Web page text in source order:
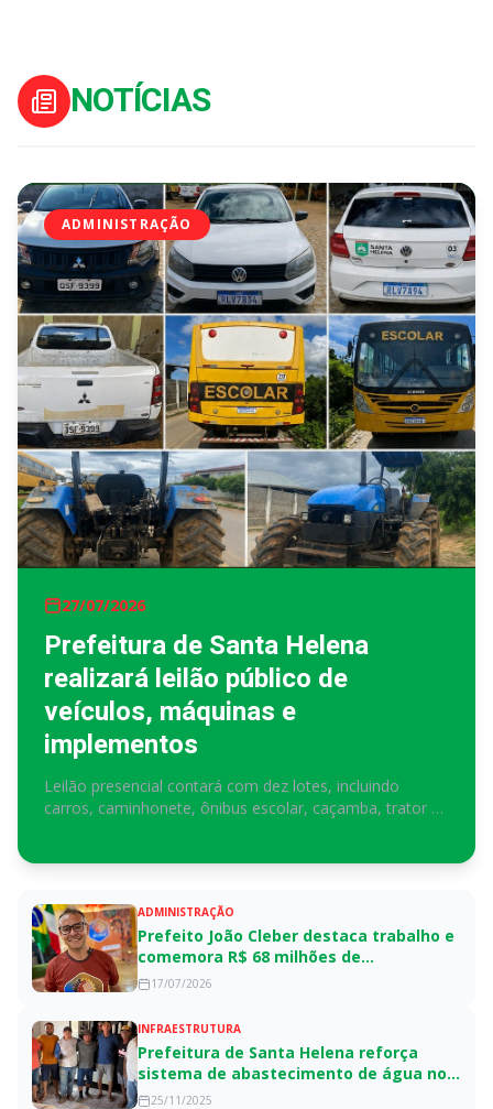
NOTÍCIAS
ADMINISTRAÇÃO
27/07/2026
Prefeitura de Santa Helena
realizará leilão público de
veículos, máquinas e
implementos
Leilão presencial contará com dez lotes, incluindo
carros, caminhonete, ônibus escolar, caçamba, trator e
ADMINISTRAÇÃO
Prefeito João Cleber destaca trabalho e
comemora R$ 68 milhões de
investimentos em Santa Helena
17/07/2026
INFRAESTRUTURA
Prefeitura de Santa Helena reforça
sistema de abastecimento de água no
distrito de Várzea da Ema durante crise
25/11/2025